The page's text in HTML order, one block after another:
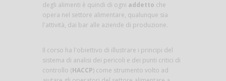
degli alimenti è quindi di ogni addetto che
opera nel settore alimentare, qualunque sia
l'attività, dai bar alle aziende di produzione.
Il corso ha l'obiettivo di illustrare i principi del
sistema di analisi dei pericoli e dei punti critici di
controllo (HACCP) come strumento volto ad